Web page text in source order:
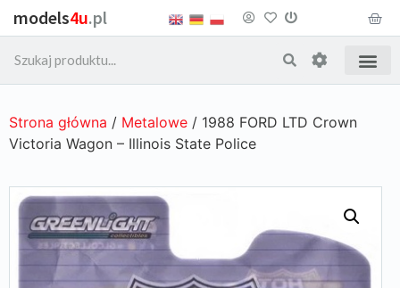
models4u.pl
Strona główna / Metalowe / 1988 FORD LTD Crown
Victoria Wagon – Illinois State Police